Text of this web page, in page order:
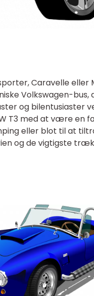
Caravelle eller
Volkswagen-
og bilentusiaster
T3 med at være en
eller blot til at
og de vigtigste